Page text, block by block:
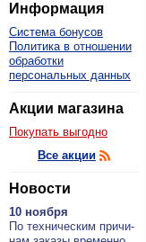
Информация
Система бонусов
Политика в отношении
обработки
персональных данных
Акции магазина
Покупать выгодно
Все акции
Новости
10 ноября
По тех­ни­че­ским при­чи­